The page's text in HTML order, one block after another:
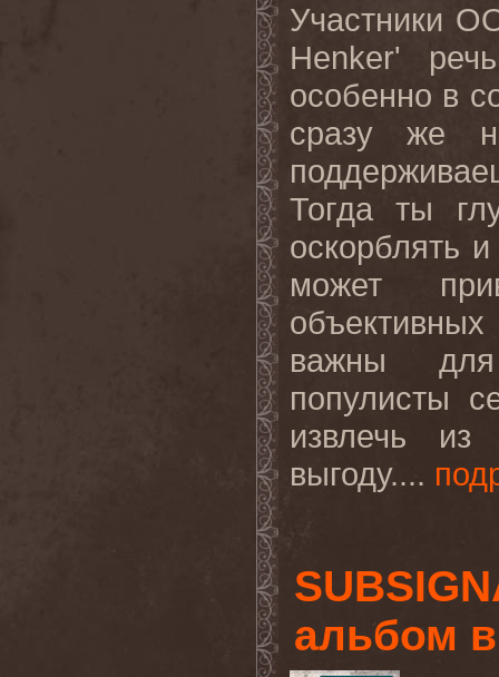
Участники
Henker'
особенно в
сразу же
Тогда ты
оскорблять
может
важны для
популисты
извлечь из
выгоду....
альбом